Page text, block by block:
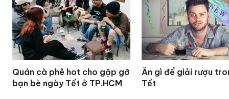
Quán cà phê hot cho gặp gỡ
bạn bè ngày Tết ở TP.HCM
Ăn gì để giải rượu
Tết